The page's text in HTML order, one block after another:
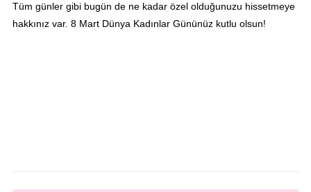
Tüm günler gibi bugün de ne kadar özel olduğunuzu hissetmeye
hakkınız var. 8 Mart Dünya Kadınlar Gününüz kutlu olsun!